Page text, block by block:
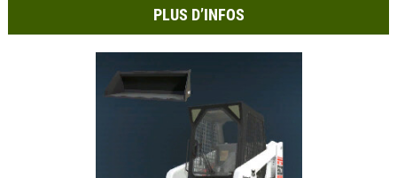
PLUS D’INFOS